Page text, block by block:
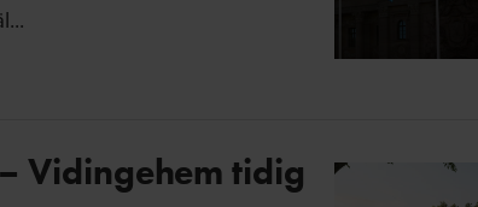
Vidingehem tidig